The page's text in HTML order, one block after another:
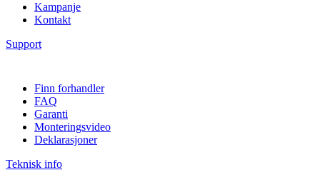
Kampanje
Kontakt
Support
Finn forhandler
FAQ
Garanti
Monteringsvideo
Deklarasjoner
Teknisk info